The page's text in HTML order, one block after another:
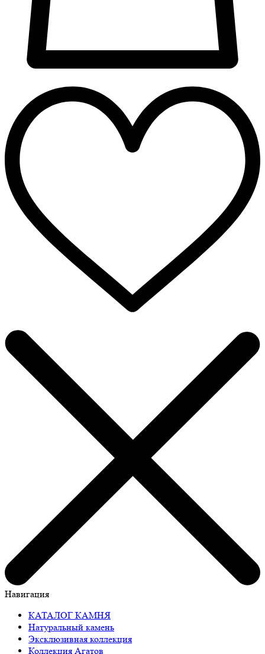
Навигация
КАТАЛОГ КАМНЯ
Натуральный камень
Эксклюзивная коллекция
Коллекция Агатов